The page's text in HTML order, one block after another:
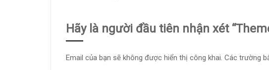
Hãy là người đầu tiên nhận xét
Email của bạn sẽ không được hiển thị công khai. Các trường